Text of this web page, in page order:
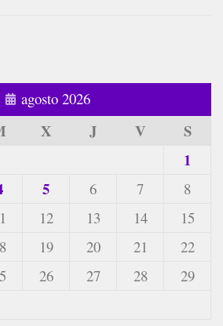
agosto 2026
X J V
S
1
5 6 7
8
12 13 14
15
19 20 21
22
26 27 28
29